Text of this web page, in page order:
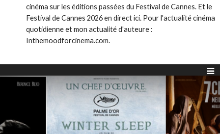
cinéma sur les éditions passées du Festival de Cannes. Et le
Festival de Cannes 2026 en direct ici. Pour l'actualité cinéma
quotidienne et mon actualité d'auteure :
Inthemoodforcinema.com.